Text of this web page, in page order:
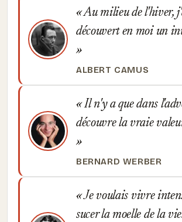
Au milieu de l'hiver,
découvert en moi un
ALBERT CAMUS
Il n'y a que dans
découvre la vraie
BERNARD WERBER
Je voulais vivre
sucer la moelle de la